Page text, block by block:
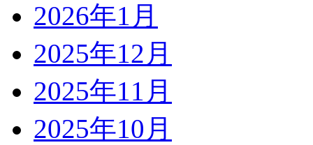
2026年1月
2025年12月
2025年11月
2025年10月